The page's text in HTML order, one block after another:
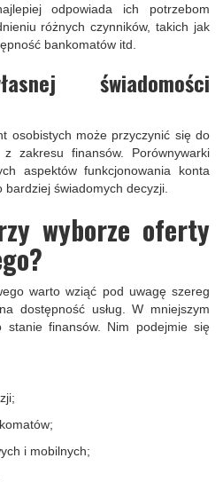
odpowiada ich potrzebom
różnych czynników, takich jak
bankomatów itd.
świadomości
osobistych może przyczynić się do
zakresu finansów. Porównywarki
aspektów funkcjonowania konta
bardziej świadomych decyzji.
wyborze oferty
warto wziąć pod uwagę szereg
dostępność usług. W mniejszym
finansów. Nim podejmie się
i mobilnych;